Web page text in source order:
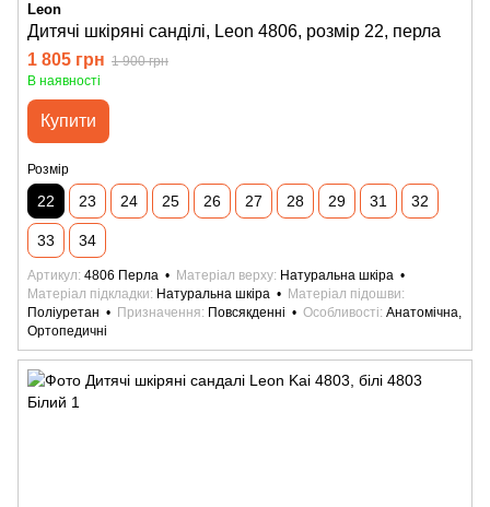
Leon
Дитячі шкіряні санділі, Leon 4806, розмір 22, перла
1 805 грн 1 900 грн
В наявності
Купити
Розмір
22 23 24 25 26 27 28 29 31 32
33 34
Артикул 4806 Перла Матеріал верху Натуральна шкіра
Матеріал підкладки
Натуральна шкіра
Матеріал підошви
Поліуретан
Призначення Повсякденні Особливості Анатомічна,
Ортопедичні